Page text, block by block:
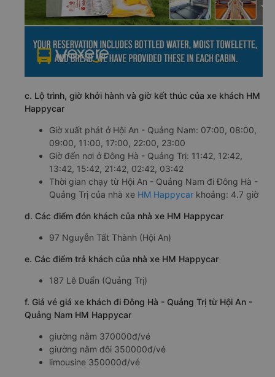
c. Lộ trình, giờ khởi hành và giờ kết thúc của xe khách HM
Happycar
Giờ xuất phát ở Hội An - Quảng Nam: 07:00, 08:00,
09:00, 11:00, 17:00, 22:00, 23:00
Giờ đến nơi ở Đông Hà - Quảng Trị: 11:42, 12:42,
13:42, 15:42, 21:42, 02:42, 03:42
Thời gian chạy từ Hội An - Quảng Nam đi Đông Hà -
Quảng Trị của nhà xe HM Happycar khoảng: 4.7 giờ
d. Các điểm đón khách của nhà xe HM Happycar
97 Nguyễn Tất Thành (Hội An)
e. Các điểm trả khách của nhà xe HM Happycar
187 Lê Duẩn (Quảng Trị)
f. Giá vé giá xe khách đi Đông Hà - Quảng Trị từ Hội An -
Quảng Nam HM Happycar
giường nằm 370000đ/vé
giường nằm đôi 350000đ/vé
limousine 350000đ/vé